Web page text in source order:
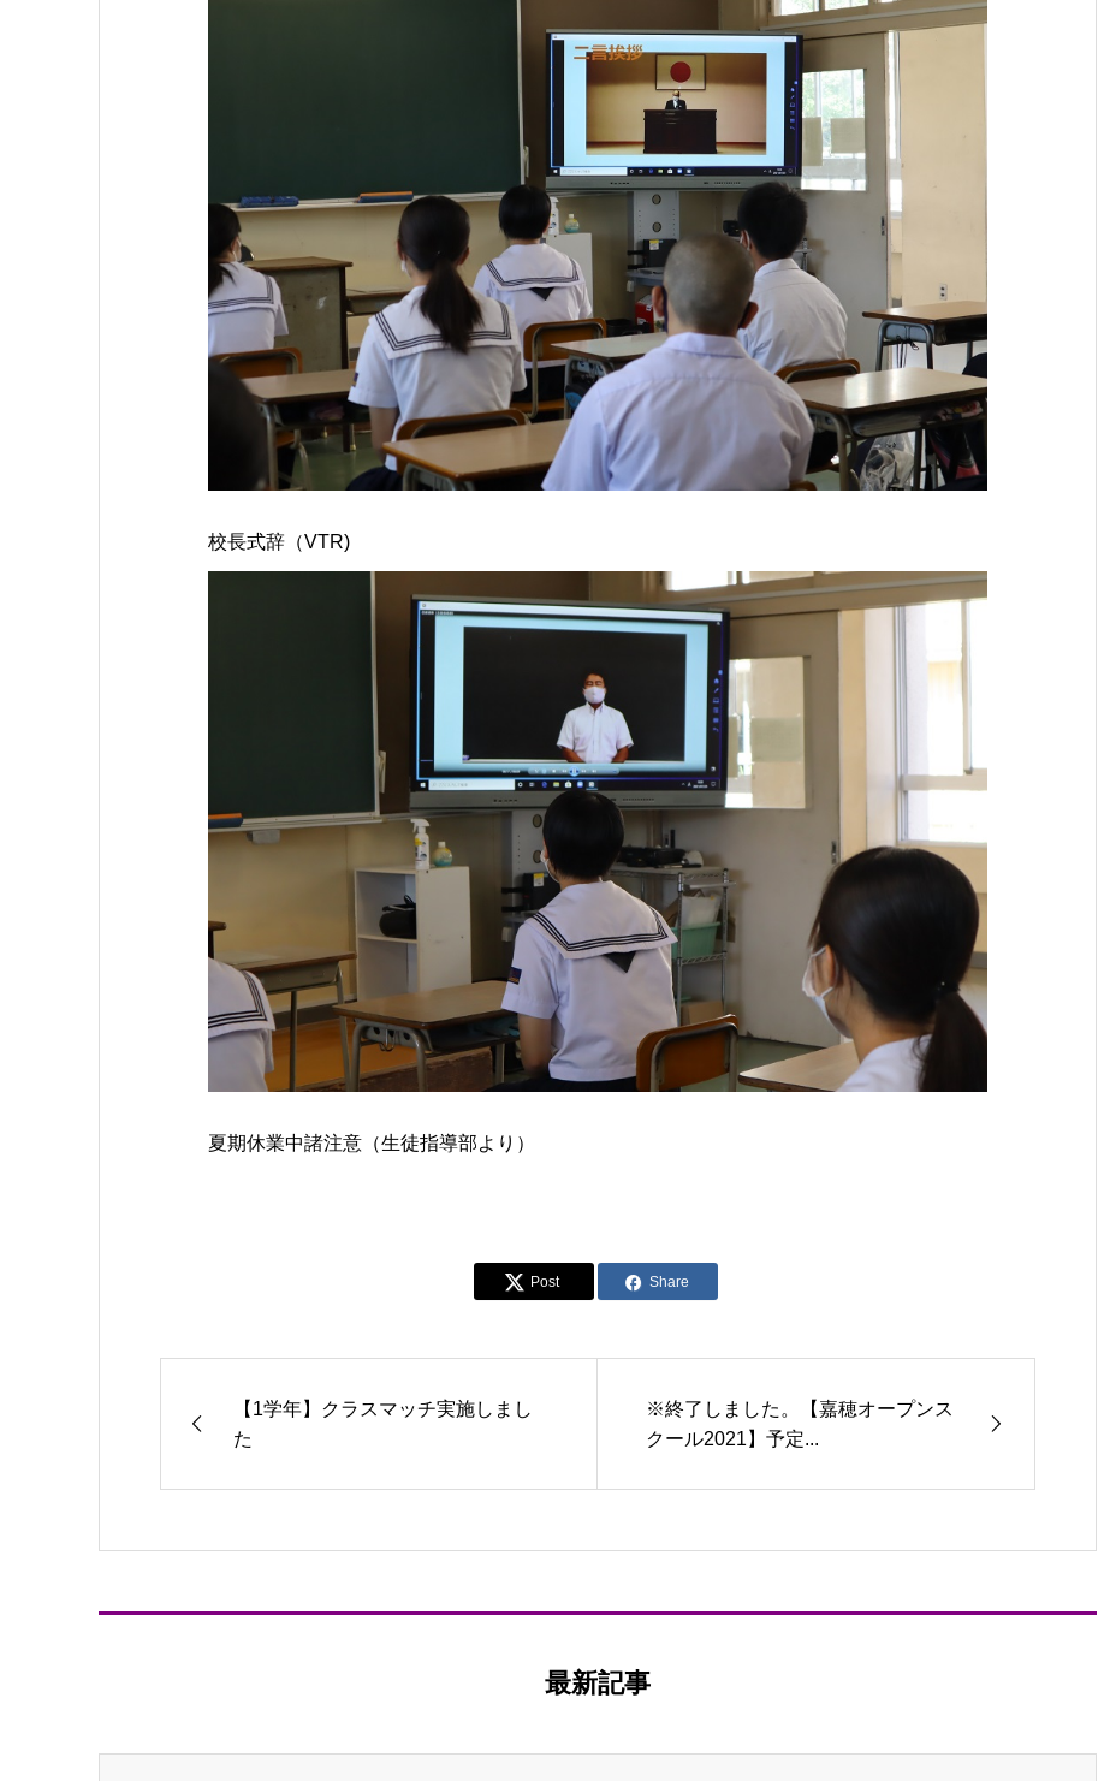
校長式辞（VTR)
夏期休業中諸注意（生徒指導部より）
Post Share
【1学年】クラスマッチ実施しまし
た
※終了しました。【嘉穂オープンス
クール2021】予定...
最新記事